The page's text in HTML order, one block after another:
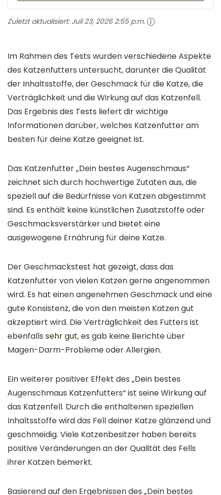
Zuletzt aktualisiert: Juli 23, 2026 2:55 p.m.
Im Rahmen des Tests wurden verschiedene Aspekte
des Katzenfutters untersucht, darunter die Qualität
der Inhaltsstoffe, der Geschmack für die Katze, die
Verträglichkeit und die Wirkung auf das Katzenfell.
Das Ergebnis des Tests liefert dir wichtige
Informationen darüber, welches Katzenfutter am
besten für deine Katze geeignet ist.
Das Katzenfutter „Dein bestes Augenschmaus“
zeichnet sich durch hochwertige Zutaten aus, die
speziell auf die Bedürfnisse von Katzen abgestimmt
sind. Es enthält keine künstlichen Zusatzstoffe oder
Geschmacksverstärker und bietet eine
ausgewogene Ernährung für deine Katze.
Der Geschmackstest hat gezeigt, dass das
Katzenfutter von vielen Katzen gerne angenommen
wird. Es hat einen angenehmen Geschmack und eine
gute Konsistenz, die von den meisten Katzen gut
akzeptiert wird. Die Verträglichkeit des Futters ist
ebenfalls sehr gut, es gab keine Berichte über
Magen-Darm-Probleme oder Allergien.
Ein weiterer positiver Effekt des „Dein bestes
Augenschmaus Katzenfutters“ ist seine Wirkung auf
das Katzenfell. Durch die enthaltenen speziellen
Inhaltsstoffe wird das Fell deiner Katze glänzend und
geschmeidig. Viele Katzenbesitzer haben bereits
positive Veränderungen an der Qualität des Fells
ihrer Katzen bemerkt.
Basierend auf den Ergebnissen des „Dein bestes